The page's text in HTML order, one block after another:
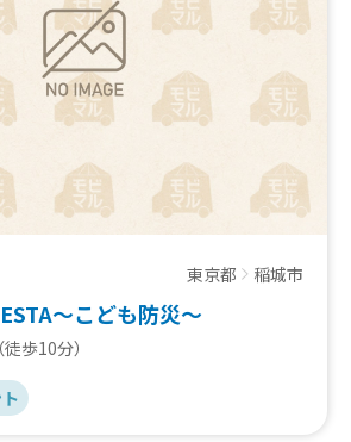
東京都 稲城市
～こども防災～
（徒歩10分）